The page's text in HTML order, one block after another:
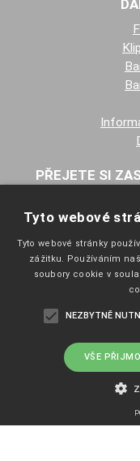
PŘEJETE SI
Tyto webové
Tyto webové stránky
zážitku. Používáním
soubory cookie v
NEZBYTNĚ
VŠE